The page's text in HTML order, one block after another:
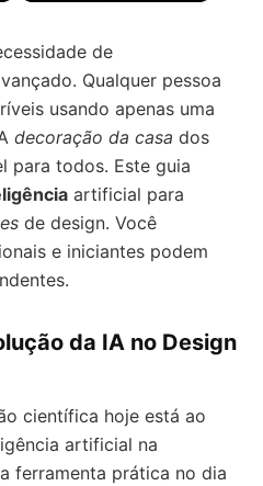
de
Qualquer pessoa
usando apenas uma
decoração da casa dos
para todos. Este guia
artificial para
de design. Você
e iniciantes podem
da IA no Design
científica hoje está ao
artificial na
ferramenta prática no dia